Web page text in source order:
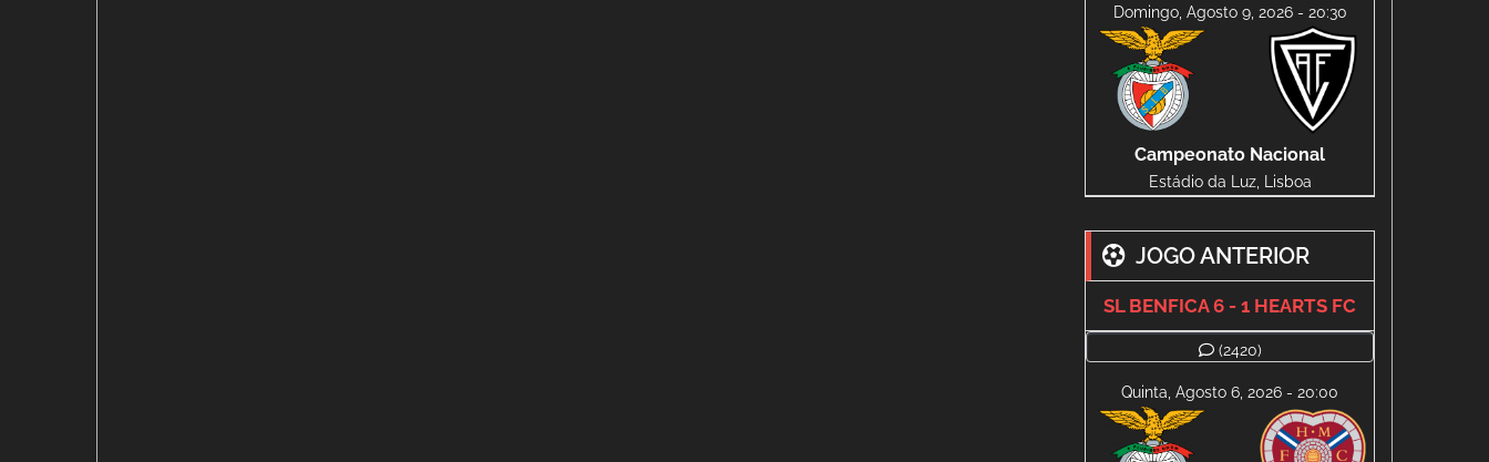
Domingo, Agosto 9, 2026 - 20:30
Campeonato Nacional
Estádio da Luz, Lisboa
JOGO ANTERIOR
SL BENFICA 6 - 1 HEARTS FC
(2420)
Quinta, Agosto 6, 2026 - 20:00